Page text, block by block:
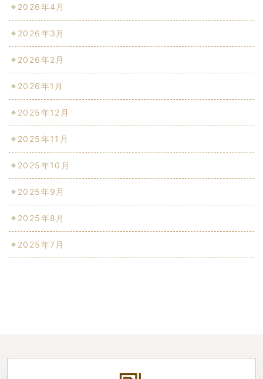
2026年4月
2026年3月
2026年2月
2026年1月
2025年12月
2025年11月
2025年10月
2025年9月
2025年8月
2025年7月